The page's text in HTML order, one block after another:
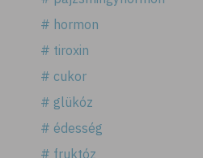
# hormon
# tiroxin
# cukor
# glükóz
# édesség
# fruktóz